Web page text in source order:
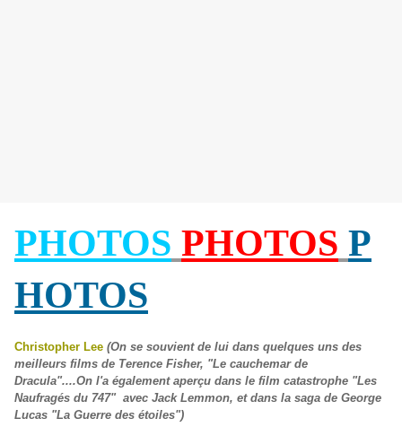
PHOTOS PHOTOS P
HOTOS
Christopher Lee (On se souvient de lui dans quelques uns des
meilleurs films de Terence Fisher, "Le cauchemar de
Dracula"....On l'a également aperçu dans le film catastrophe "Les
Naufragés du 747" avec Jack Lemmon, et dans la saga de George
Lucas "La Guerre des étoiles")